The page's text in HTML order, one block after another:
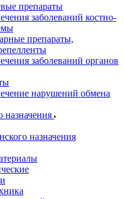
препараты
заболеваний костно-
препараты,
заболеваний органов
нарушений обмена
назначения
назначения